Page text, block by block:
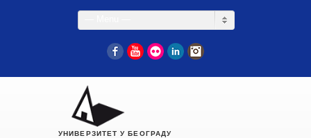
FacebookYouTube
Flickr LinkedIn
УНИВЕРЗИТЕТ У БЕОГРАДУ